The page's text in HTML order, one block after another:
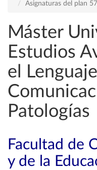
Asignaturas del plan
Máster
Estudios
el
Patologías
Facultad de
y de la